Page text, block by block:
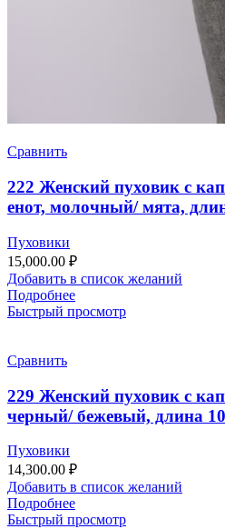
Сравнить
222 Женский пуховик с
енот, молочный/ мята,
Пуховики
15,000.00 ₽
Добавить в список желаний
Подробнее
Быстрый просмотр
Сравнить
229 Женский пуховик с
черный/ бежевый, длина
Пуховики
14,300.00 ₽
Добавить в список желаний
Подробнее
Быстрый просмотр